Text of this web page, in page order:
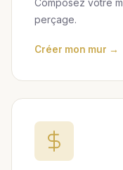
Composez votre
perçage.
Créer mon mur →